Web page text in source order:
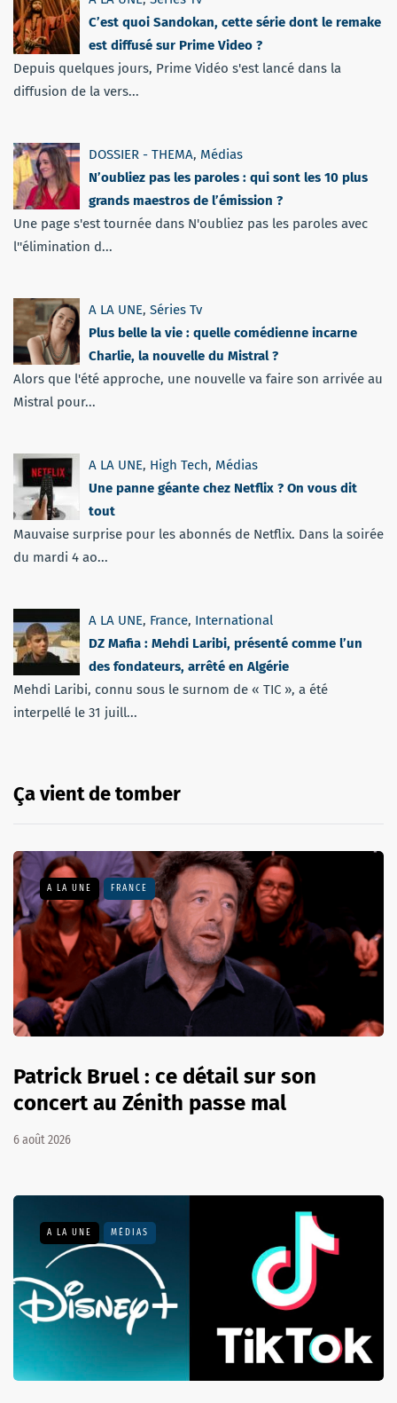
C’est quoi Sandokan, cette série dont le remake
est diffusé sur Prime Video ?
Depuis quelques jours, Prime Vidéo s'est lancé dans la
diffusion de la vers...
DOSSIER - THEMA, Médias
N’oubliez pas les paroles : qui sont les 10 plus
grands maestros de l’émission ?
Une page s'est tournée dans N'oubliez pas les paroles avec
l''élimination d...
A LA UNE, Séries Tv
Plus belle la vie : quelle comédienne incarne
Charlie, la nouvelle du Mistral ?
Alors que l'été approche, une nouvelle va faire son arrivée au
Mistral pour...
A LA UNE, High Tech, Médias
Une panne géante chez Netflix ? On vous dit
tout
Mauvaise surprise pour les abonnés de Netflix. Dans la soirée
du mardi 4 ao...
A LA UNE, France, International
DZ Mafia : Mehdi Laribi, présenté comme l’un
des fondateurs, arrêté en Algérie
Mehdi Laribi, connu sous le surnom de « TIC », a été
interpellé le 31 juill...
Ça vient de tomber
A LA UNE FRANCE
Patrick Bruel : ce détail sur son
concert au Zénith passe mal
6 août 2026
A LA UNE MÉDIAS